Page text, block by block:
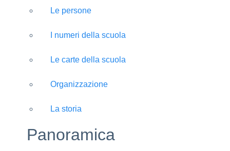
Le persone
I numeri della scuola
Le carte della scuola
Organizzazione
La storia
Panoramica